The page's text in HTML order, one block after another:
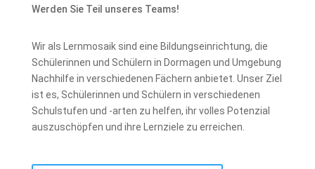
Werden Sie Teil unseres Teams!
Wir als Lernmosaik sind eine Bildungseinrichtung, die
Schülerinnen und Schülern in Dormagen und Umgebung
Nachhilfe in verschiedenen Fächern anbietet. Unser Ziel
ist es, Schülerinnen und Schülern in verschiedenen
Schulstufen und -arten zu helfen, ihr volles Potenzial
auszuschöpfen und ihre Lernziele zu erreichen.